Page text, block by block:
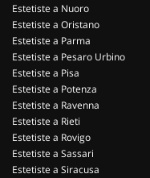
Estetiste a Nuoro
Estetiste a Oristano
Estetiste a Parma
Estetiste a Pesaro Urbino
Estetiste a Pisa
Estetiste a Potenza
Estetiste a Ravenna
Estetiste a Rieti
Estetiste a Rovigo
Estetiste a Sassari
Estetiste a Siracusa